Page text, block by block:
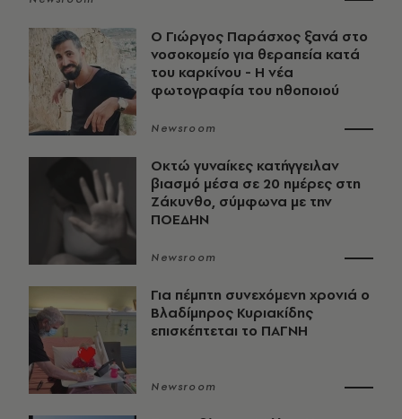
O Γιώργος Παράσχος ξανά στο
νοσοκομείο για θεραπεία κατά
του καρκίνου - Η νέα
φωτογραφία του ηθοποιού
Newsroom
Οκτώ γυναίκες κατήγγειλαν
βιασμό μέσα σε 20 ημέρες στη
Ζάκυνθο, σύμφωνα με την
ΠΟΕΔΗΝ
Newsroom
Για πέμπτη συνεχόμενη χρονιά ο
Βλαδίμηρος Κυριακίδης
επισκέπτεται το ΠΑΓΝΗ
Newsroom